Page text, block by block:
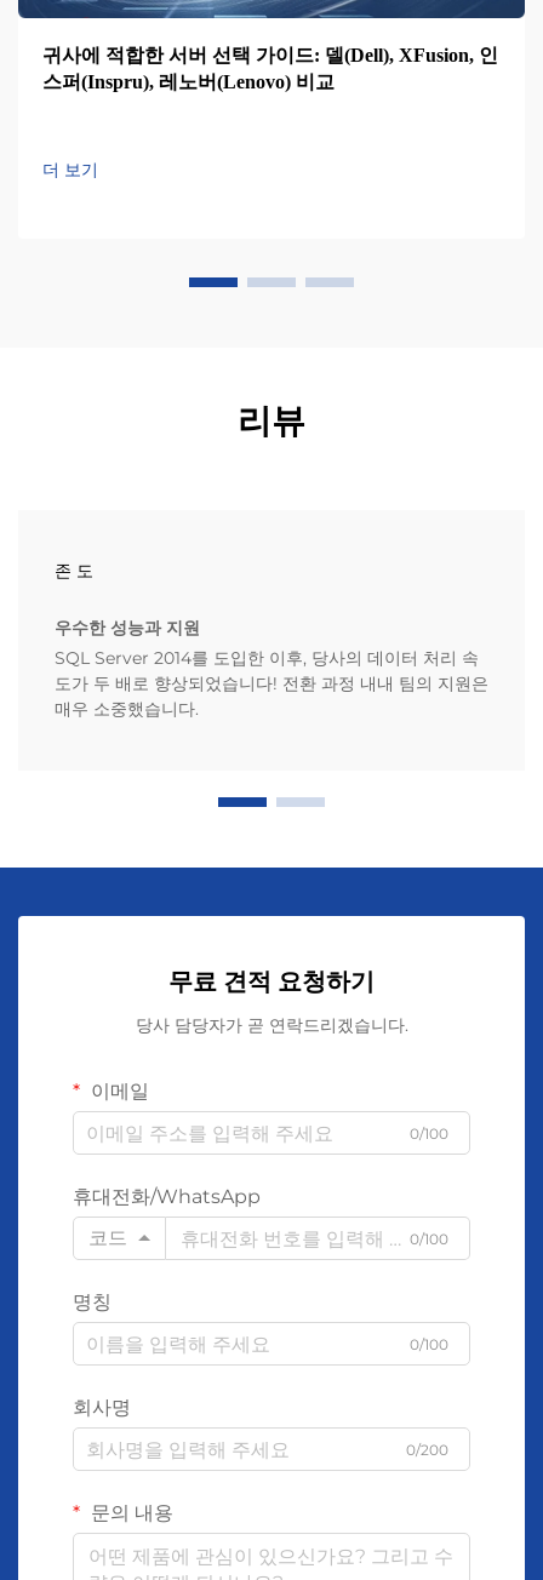
귀사에 적합한 서버 선택 가이드: 델(Dell), XFusion, 인
스퍼(Inspru), 레노버(Lenovo) 비교
더 보기
리뷰
존 도
우수한 성능과 지원
SQL Server 2014를 도입한 이후, 당사의 데이터 처리 속
도가 두 배로 향상되었습니다! 전환 과정 내내 팀의 지원은
매우 소중했습니다.
무료 견적 요청하기
당사 담당자가 곧 연락드리겠습니다.
이메일
0/100
휴대전화/WhatsApp
코드
0/100
명칭
0/100
회사명
0/200
문의 내용